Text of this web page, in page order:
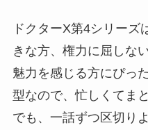
ドクターX第4シリーズ
きな方、権力に屈しな
魅力を感じる方にぴっ
型なので、忙しくてま
でも、一話ずつ区切り